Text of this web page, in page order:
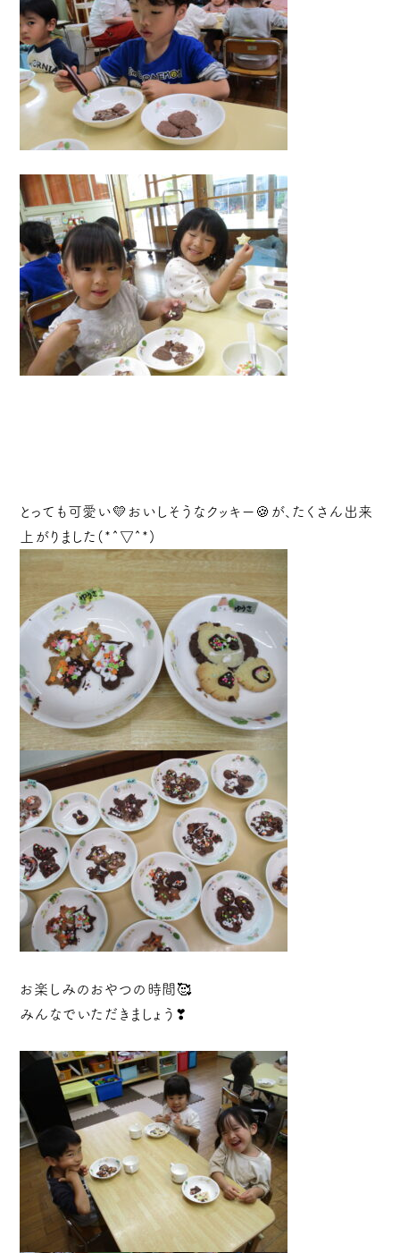
とっても可愛い💛おいしそうなクッキー🍪が、たくさん出来
上がりました(*^▽^*)
お楽しみのおやつの時間🥰
みんなでいただきましょう❣